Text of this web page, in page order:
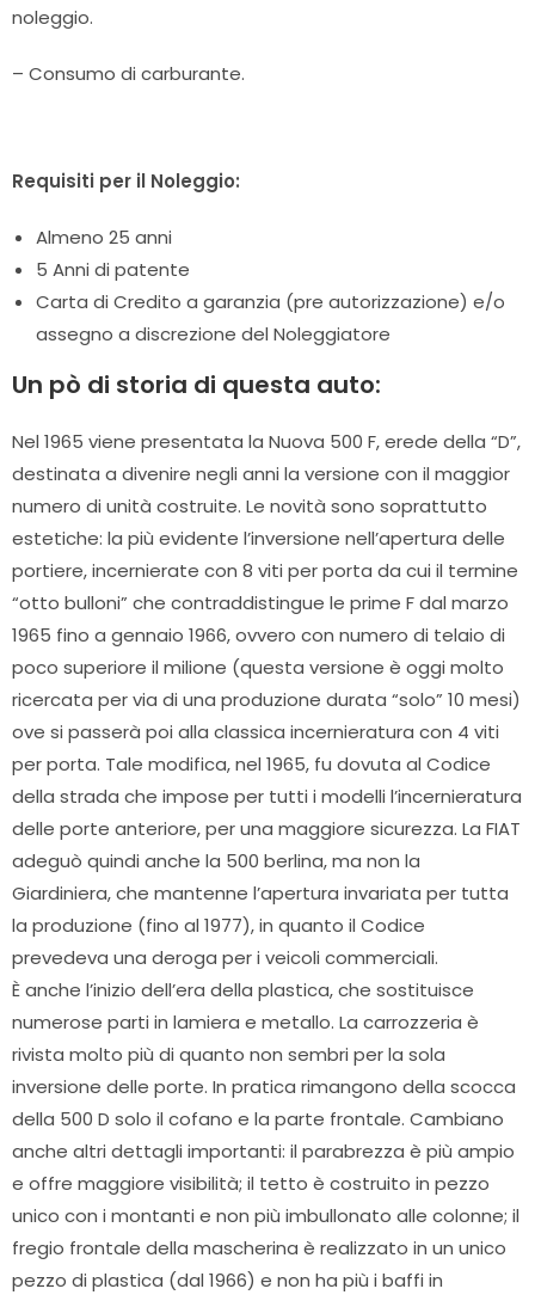
noleggio.
– Consumo di carburante.
Requisiti per il Noleggio:
Almeno 25 anni
5 Anni di patente
Carta di Credito a garanzia (pre autorizzazione) e/o
assegno a discrezione del Noleggiatore
Un pò di storia di questa auto:
Nel 1965 viene presentata la Nuova 500 F, erede della “D”,
destinata a divenire negli anni la versione con il maggior
numero di unità costruite. Le novità sono soprattutto
estetiche: la più evidente l’inversione nell’apertura delle
portiere, incernierate con 8 viti per porta da cui il termine
“otto bulloni” che contraddistingue le prime F dal marzo
1965 fino a gennaio 1966, ovvero con numero di telaio di
poco superiore il milione (questa versione è oggi molto
ricercata per via di una produzione durata “solo” 10 mesi)
ove si passerà poi alla classica incernieratura con 4 viti
per porta. Tale modifica, nel 1965, fu dovuta al Codice
della strada che impose per tutti i modelli l’incernieratura
delle porte anteriore, per una maggiore sicurezza. La FIAT
adeguò quindi anche la 500 berlina, ma non la
Giardiniera, che mantenne l’apertura invariata per tutta
la produzione (fino al 1977), in quanto il Codice
prevedeva una deroga per i veicoli commerciali.
È anche l’inizio dell’era della plastica, che sostituisce
numerose parti in lamiera e metallo. La carrozzeria è
rivista molto più di quanto non sembri per la sola
inversione delle porte. In pratica rimangono della scocca
della 500 D solo il cofano e la parte frontale. Cambiano
anche altri dettagli importanti: il parabrezza è più ampio
e offre maggiore visibilità; il tetto è costruito in pezzo
unico con i montanti e non più imbullonato alle colonne; il
fregio frontale della mascherina è realizzato in un unico
pezzo di plastica (dal 1966) e non ha più i baffi in